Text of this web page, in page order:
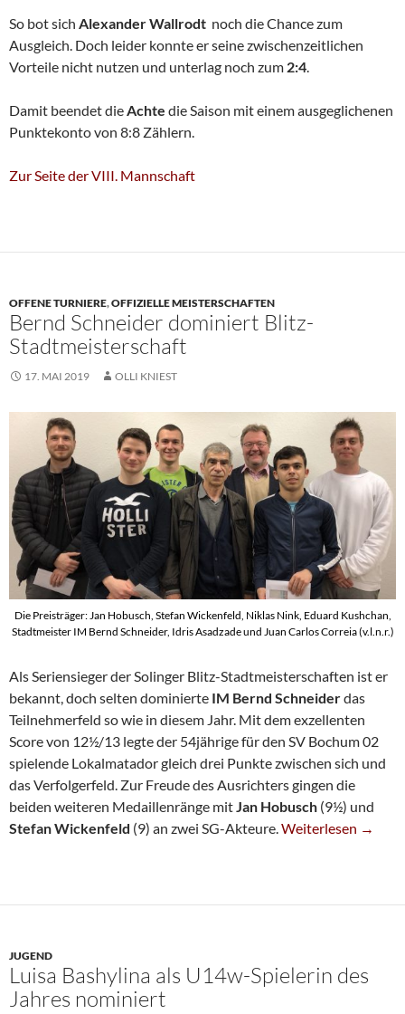
So bot sich Alexander Wallrodt noch die Chance zum
Ausgleich. Doch leider konnte er seine zwischenzeitlichen
Vorteile nicht nutzen und unterlag noch zum 2:4
Damit beendet die Achte die Saison mit einem ausgeglichenen
Punktekonto von 8:8 Zählern.
Zur Seite der VIII. Mannschaft
OFFENE TURNIERE,OFFIZIELLE MEISTERSCHAFTEN
Bernd Schneider dominiert Blitz-
Stadtmeisterschaft
17. MAI 2019 OLLI KNIEST
Die Preisträger: Jan Hobusch, Stefan Wickenfeld, Niklas Nink, Eduard Kushchan,
Stadtmeister IM Bernd Schneider, Idris Asadzade und Juan Carlos Correia (v.l.n.r.)
Als Seriensieger der Solinger Blitz-Stadtmeisterschaften ist er
bekannt, doch selten dominierte IM Bernd Schneiderdas
Teilnehmerfeld so wie in diesem Jahr. Mit dem exzellenten
Score von 12½/13 legte der 54jährige für den SV Bochum 02
spielende Lokalmatador gleich drei Punkte zwischen sich und
das Verfolgerfeld. Zur Freude des Ausrichters gingen die
beiden weiteren Medaillenränge mitJan Hobusch (9½) und
Stefan Wickenfeld (9) an zwei SG-Akteure.Bernd Schneider
Weiterlesen →
JUGEND
Luisa Bashylina als U14w-Spielerin des
Jahres nominiert